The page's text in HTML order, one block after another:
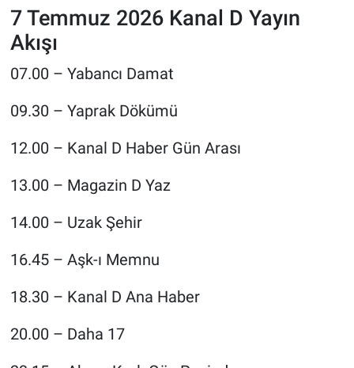
7 Temmuz 2026 Kanal D Yayın
Akışı
07.00 – Yabancı Damat
09.30 – Yaprak Dökümü
12.00 – Kanal D Haber Gün Arası
13.00 – Magazin D Yaz
14.00 – Uzak Şehir
16.45 – Aşk-ı Memnu
18.30 – Kanal D Ana Haber
20.00 – Daha 17